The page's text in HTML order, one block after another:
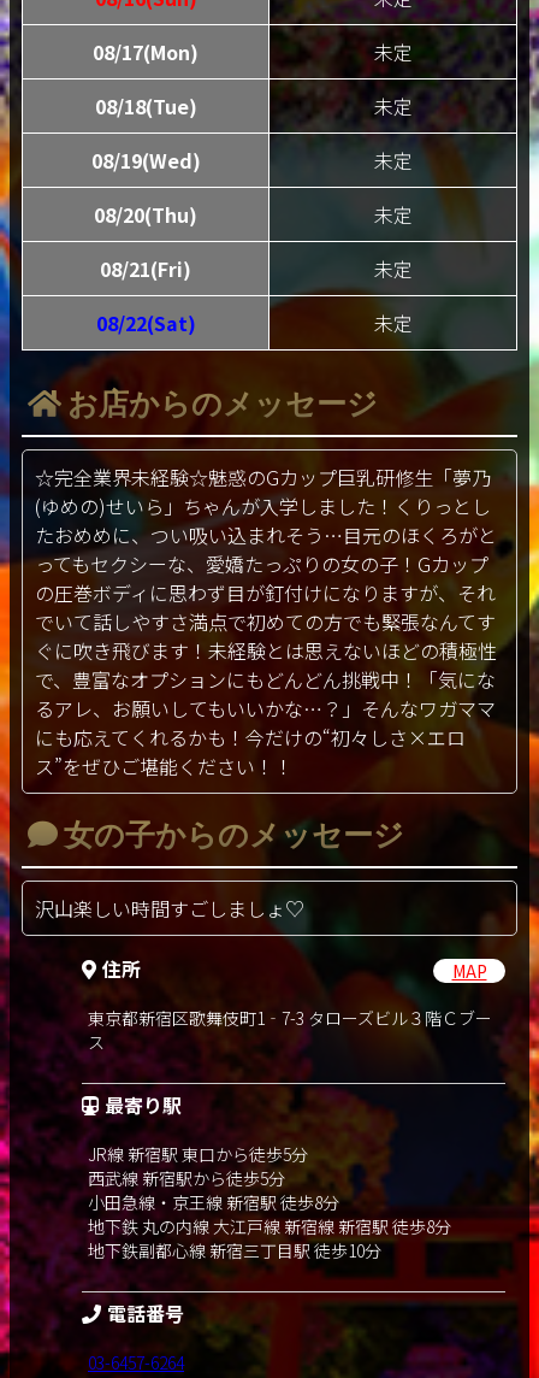
08/17(Mon)
未定
08/18(Tue)
未定
08/19(Wed)
未定
08/20(Thu)
未定
08/21(Fri)
未定
08/22(Sat)
未定
お店からのメッセージ
☆完全業界未経験☆魅惑のGカップ巨乳研修生「夢乃
(ゆめの)せいら」ちゃんが入学しました！くりっとし
たおめめに、つい吸い込まれそう…目元のほくろがと
ってもセクシーな、愛嬌たっぷりの女の子！Gカップ
の圧巻ボディに思わず目が釘付けになりますが、それ
でいて話しやすさ満点で初めての方でも緊張なんてす
ぐに吹き飛びます！未経験とは思えないほどの積極性
で、豊富なオプションにもどんどん挑戦中！「気にな
るアレ、お願いしてもいいかな…？」そんなワガママ
にも応えてくれるかも！今だけの“初々しさ×エロ
ス”をぜひご堪能ください！！
女の子からのメッセージ
沢山楽しい時間すごしましょ♡
住所
東京都新宿区歌舞伎町1‐7-3 タローズビル３階Ｃブー
ス
MAP
最寄り駅
JR線 新宿駅 東口から徒歩5分
西武線 新宿駅から徒歩5分
小田急線・京王線 新宿駅 徒歩8分
地下鉄 丸の内線 大江戸線 新宿線 新宿駅 徒歩8分
地下鉄副都心線 新宿三丁目駅 徒歩10分
電話番号
03-6457-6264